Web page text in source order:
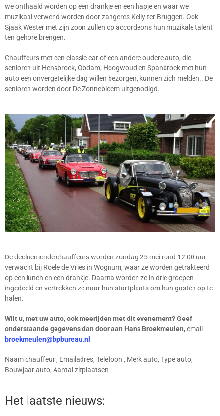
we onthaald worden op een drankje en een hapje en waar we
muzikaal verwend worden door zangeres Kelly ter Bruggen. Ook
Sjaak Wester met zijn zoon zullen op accordeons hun muzikale talent
ten gehore brengen.
Chauffeurs met een classic car of een andere oudere auto, die
senioren uit Hensbroek, Obdam, Hoogwoud en Spanbroek met hun
auto een onvergetelijke dag willen bezorgen, kunnen zich melden.. De
senioren worden door De Zonnebloem uitgenodigd.
De deelnemende chauffeurs worden zondag 25 mei rond 12:00 uur
verwacht bij Roele de Vries in Wognum, waar ze worden getrakteerd
op een lunch en een drankje. Daarna worden ze in drie groepen
ingedeeld en vertrekken ze naar hun startplaats om hun gasten op te
halen.
Wilt u, met uw auto, ook meerijden met dit evenement? Geef
onderstaande gegevens dan door aan Hans Broekmeulen,email
broekmeulen@bpbureau.nl
Naam chauffeur , Emailadres, Telefoon , Merk auto, Type auto,
Bouwjaar auto, Aantal zitplaatsen
Het laatste nieuws: